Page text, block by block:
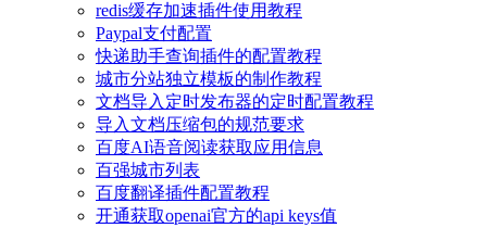
redis缓存加速插件使用教程
Paypal支付配置
快递助手查询插件的配置教程
城市分站独立模板的制作教程
文档导入定时发布器的定时配置教程
导入文档压缩包的规范要求
百度AI语音阅读获取应用信息
百强城市列表
百度翻译插件配置教程
开通获取openai官方的api keys值